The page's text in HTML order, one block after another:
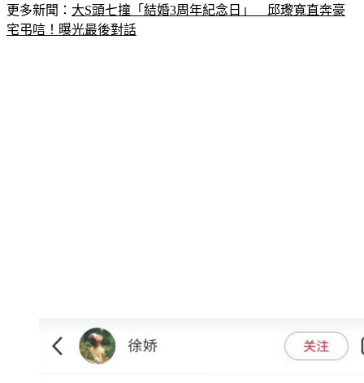
更多新聞： 大S頭七撞「結婚3周年紀念日」　邱瓈寬直奔豪
宅弔唁！曝光最後對話